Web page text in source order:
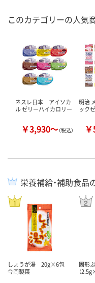
このカテゴリーの人気
ネスレ日本 アイソカ
ル ゼリーハイカロリー
￥3,930～（税込）
明治
ック
栄養補給・補助食
しょうが湯 20g×6包
今岡製菓
固形
（